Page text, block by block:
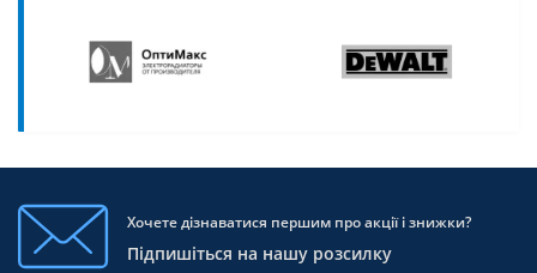
Хочете дізнаватися першим про акції і знижки?
Підпишіться на нашу розсилку